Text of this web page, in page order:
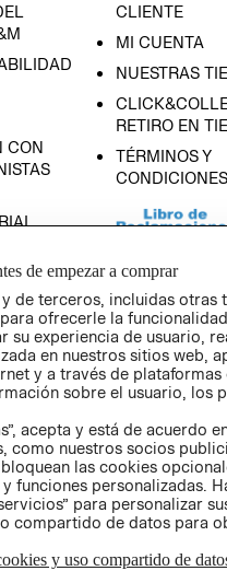
CON
CLIENTE
MI CUENTA
NUESTRAS
RETIRO EN
TÉRMINOS Y
CONDICIONES
AVISO DE
PRIVACIDAD
GIFT CARD
de empezar a comprar
de terceros, incluidas otras
ofrecerle la
su experiencia de usuario,
en nuestros sitios web,
y a través de plataformas
sobre el usuario, los
acepta y está de acuerdo
como nuestros socios
las cookies
funciones personalizadas.
para personalizar
compartido de datos para
y uso compartido de